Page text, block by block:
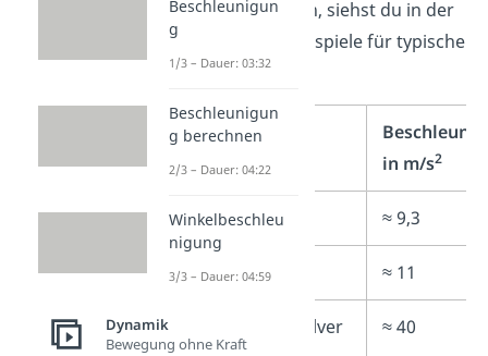
veranschaulichen, siehst du in der
Tabelle einige Beispiele für typische
Werte im Alltag:
Gegenstand
in m/s2
Gepard ≈ 9,3
Formel-1 Auto ≈ 11
Achterbahn „Silver
≈ 40
Beschleunigun
g
1/3 – Dauer: 03:32
Beschleunigun
g berechnen
2/3 – Dauer: 04:22
Winkelbeschleu
nigung
3/3 – Dauer: 04:59
Dynamik
Bewegung ohne Kraft